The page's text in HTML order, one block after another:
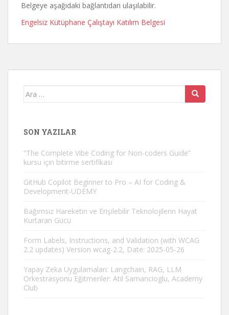
Belgeye aşağıdaki bağlantıdan ulaşılabilir.
Engelsiz Kütüphane Çalıştayı Katılım Belgesi
Arama
SON YAZILAR
“The Complete Vibe Coding for Non-coders Guide”
kursu için bitirme sertifikası
GitHub Copilot Beginner to Pro – AI for Coding &
Development-UDEMY
Bağımsız Hareketin ve Erişilebilir Teknolojilerin Hayat
Kurtaran Gücü
Form Labels, Instructions, and Validation (with WCAG
2.2 updates) Version wcag-2.2, Date: 2025-05-26
Yapay Zeka Uygulamaları: Langchain, RAG, LLM
Orkestrasyonu Eğitmenler: Atil Samancioglu, Academy
Club